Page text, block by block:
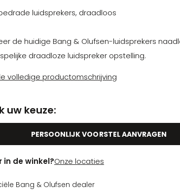
luidsprekers, draadloos
de huidige Bang & Olufsen-luidsprekers
draadloze luidspreker opstelling.
volledige productomschrijving
uw keuze:
PERSOONLIJK VOORSTEL AANVRAGEN
in de winkel?Onze locaties
Bang & Olufsen dealer